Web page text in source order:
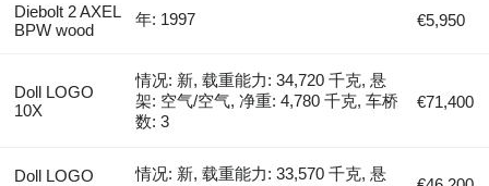
Diebolt 2 AXEL
BPW wood
年: 1997 €5,950
Doll LOGO
10X
情况: 新, 载重能力: 34,720 千克, 悬
架: 空气/空气, 净重: 4,780 千克, 车桥
数: 3
€71,400
Doll LOGO
情况: 新, 载重能力: 33,570 千克, 悬